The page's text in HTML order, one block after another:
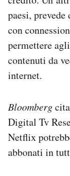
paesi,
con
permettere
contenuti da
internet.
Bloomberg
Digital Tv
Netflix
abbonati in